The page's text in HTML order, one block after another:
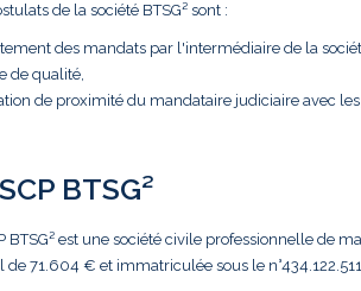
de la société BTSG² sont :
des mandats par l'intermédiaire de la
de qualité,
de proximité du mandataire judiciaire avec
BTSG²
BTSG² est une société civile professionnelle de
de 71.604 € et immatriculée sous le